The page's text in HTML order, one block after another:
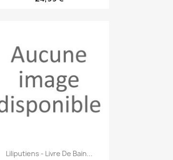
Aperçu rapide
Liliputiens - Livre De Bain...